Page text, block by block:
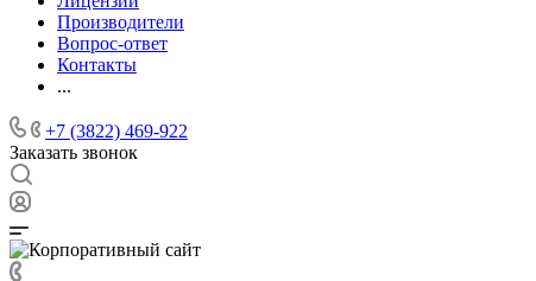
Производители
Вопрос-ответ
Контакты
...
+7 (3822) 469-922
Заказать звонок